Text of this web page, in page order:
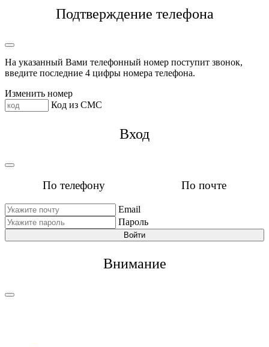
Подтверждение телефона
На указанный Вами телефонный номер поступит звонок,
введите последние 4 цифры номера телефона.
Изменить номер
Код из СМС
Вход
По телефону По почте
Email
Пароль
Войти
Внимание